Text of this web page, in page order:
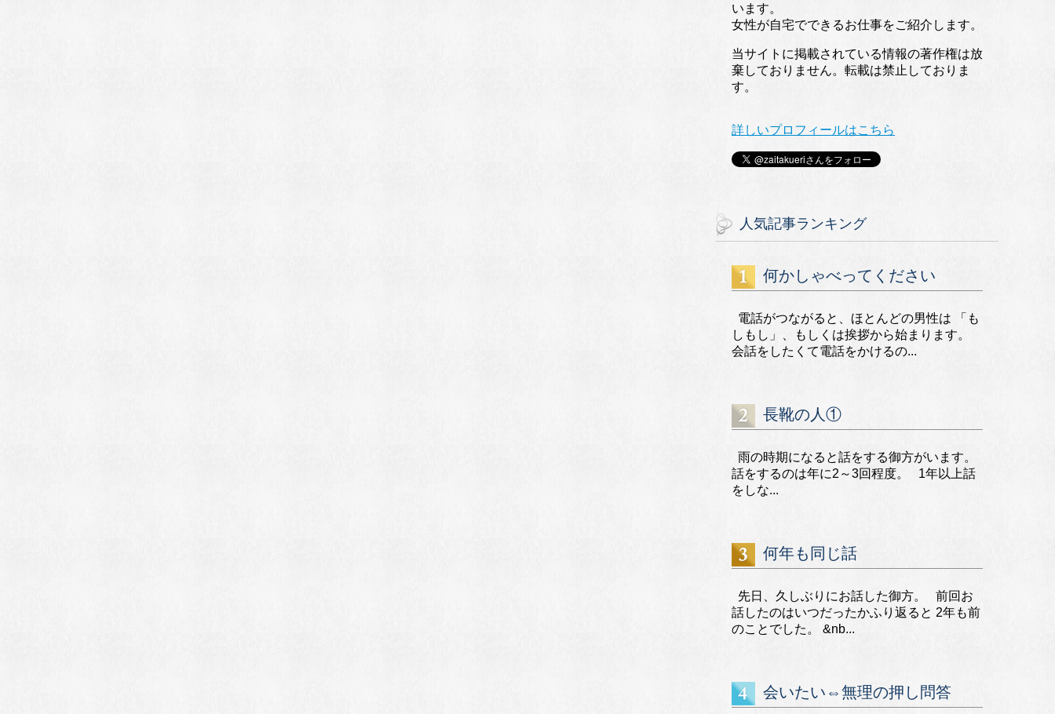
います。
女性が自宅でできるお仕事をご紹介します。
当サイトに掲載されている情報の著作権は放
棄しておりません。転載は禁止しておりま
す。
詳しいプロフィールはこちら
人気記事ランキング
何かしゃべってください
電話がつながると、ほとんどの男性は 「も
しもし」、もしくは挨拶から始まります。
会話をしたくて電話をかけるの...
長靴の人①
雨の時期になると話をする御方がいます。
話をするのは年に2～3回程度。 1年以上話
をしな...
何年も同じ話
先日、久しぶりにお話した御方。 前回お
話したのはいつだったかふり返ると 2年も前
のことでした。 &nb...
会いたい⇔無理の押し問答